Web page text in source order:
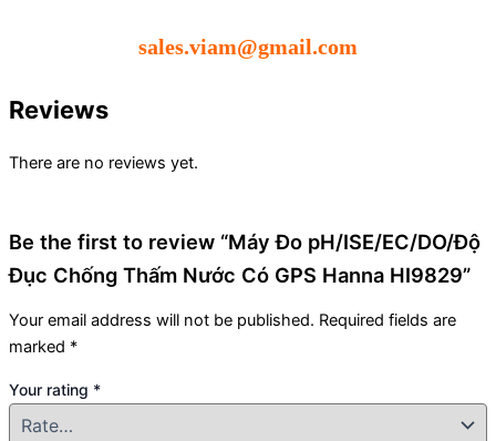
sales.viam@gmail.com
Reviews
There are no reviews yet.
Be the first to review “Máy Đo pH/ISE/EC/DO/Độ
Đục Chống Thấm Nước Có GPS Hanna HI9829”
Your email address will not be published. Required fields are
marked *
Your rating *